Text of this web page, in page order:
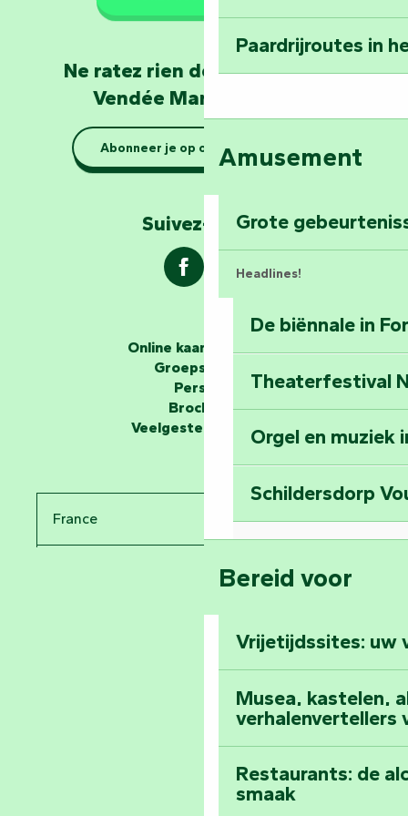
Marais Poitevin
Verken Mill Hill
De verhalenvertellers
Ontrafel de
Reis terug in de
Abdij van
Klim naar de top
Paardrijroutes in
Amusement
Grote
Headlines!
De biënnale in
Theaterfestival
Orgel en muziek
Schildersdorp
Al het dagboek
Bereid voor
Vrijetijdssites: uw
Musea, kastelen,
verhalenvertellers
Restaurants: de
smaak
Ne ratez rien de l'actualité en
Vendée Marais Poitevin
Abonneer je op onze nieuwsbrief
Suivez-nous !
Online kaartverkoop
Groepsgebied
Perszaal
Brochures
Veelgestelde vragen
France